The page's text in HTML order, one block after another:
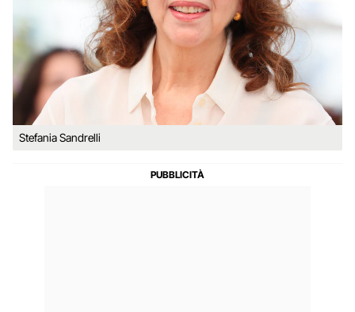
Stefania Sandrelli